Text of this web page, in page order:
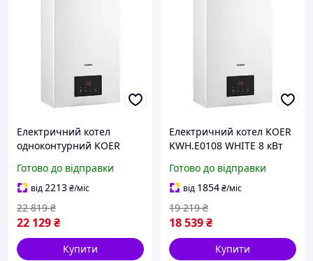
Електричний котел
одноконтурний KOER
Готово до відправки
від2213₴/міс
22 129₴
22 819 ₴
Купити
Електричний котел KOER
KWH.E0108 WHITE 8 кВт
Готово до відправки
від 1854₴/міс
18 539₴
19 219 ₴
Купити